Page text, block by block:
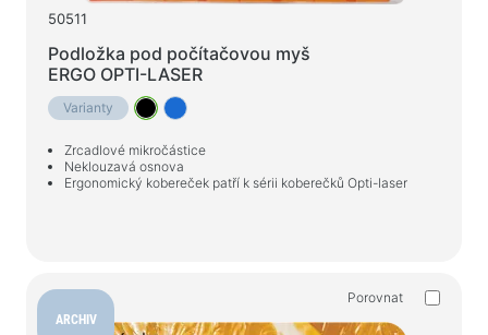
50511
Podložka pod počítačovou myš
ERGO OPTI-LASER
Varianty
Zrcadlové mikročástice
Neklouzavá osnova
Ergonomický kobereček patří k sérii koberečků Opti-laser
ARCHIV
Porovnat